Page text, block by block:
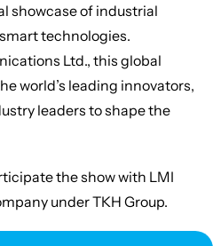
showcase of industrial
technologies.
Ltd., this global
world’s leading innovators,
leaders to shape the
the show with LMI
under TKH Group.